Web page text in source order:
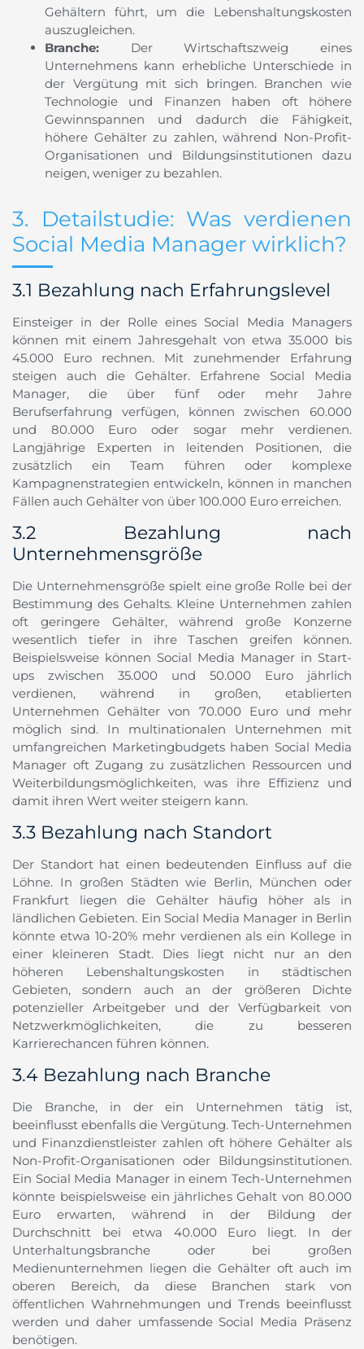
Gehältern führt, um die Lebenshaltungskosten
auszugleichen.
Branche: Der Wirtschaftszweig eines
Unternehmens kann erhebliche Unterschiede in
der Vergütung mit sich bringen. Branchen wie
Technologie und Finanzen haben oft höhere
Gewinnspannen und dadurch die Fähigkeit,
höhere Gehälter zu zahlen, während Non-Profit-
Organisationen und Bildungsinstitutionen dazu
neigen, weniger zu bezahlen.
3. Detailstudie: Was verdienen
Social Media Manager wirklich?
3.1 Bezahlung nach Erfahrungslevel
Einsteiger in der Rolle eines Social Media Managers
können mit einem Jahresgehalt von etwa 35.000 bis
45.000 Euro rechnen. Mit zunehmender Erfahrung
steigen auch die Gehälter. Erfahrene Social Media
Manager, die über fünf oder mehr Jahre
Berufserfahrung verfügen, können zwischen 60.000
und 80.000 Euro oder sogar mehr verdienen.
Langjährige Experten in leitenden Positionen, die
zusätzlich ein Team führen oder komplexe
Kampagnenstrategien entwickeln, können in manchen
Fällen auch Gehälter von über 100.000 Euro erreichen.
3.2 Bezahlung nach
Unternehmensgröße
Die Unternehmensgröße spielt eine große Rolle bei der
Bestimmung des Gehalts. Kleine Unternehmen zahlen
oft geringere Gehälter, während große Konzerne
wesentlich tiefer in ihre Taschen greifen können.
Beispielsweise können Social Media Manager in Start-
ups zwischen 35.000 und 50.000 Euro jährlich
verdienen, während in großen, etablierten
Unternehmen Gehälter von 70.000 Euro und mehr
möglich sind. In multinationalen Unternehmen mit
umfangreichen Marketingbudgets haben Social Media
Manager oft Zugang zu zusätzlichen Ressourcen und
Weiterbildungsmöglichkeiten, was ihre Effizienz und
damit ihren Wert weiter steigern kann.
3.3 Bezahlung nach Standort
Der Standort hat einen bedeutenden Einfluss auf die
Löhne. In großen Städten wie Berlin, München oder
Frankfurt liegen die Gehälter häufig höher als in
ländlichen Gebieten. Ein Social Media Manager in Berlin
könnte etwa 10-20% mehr verdienen als ein Kollege in
einer kleineren Stadt. Dies liegt nicht nur an den
höheren Lebenshaltungskosten in städtischen
Gebieten, sondern auch an der größeren Dichte
potenzieller Arbeitgeber und der Verfügbarkeit von
Netzwerkmöglichkeiten, die zu besseren
Karrierechancen führen können.
3.4 Bezahlung nach Branche
Die Branche, in der ein Unternehmen tätig ist,
beeinflusst ebenfalls die Vergütung. Tech-Unternehmen
und Finanzdienstleister zahlen oft höhere Gehälter als
Non-Profit-Organisationen oder Bildungsinstitutionen.
Ein Social Media Manager in einem Tech-Unternehmen
könnte beispielsweise ein jährliches Gehalt von 80.000
Euro erwarten, während in der Bildung der
Durchschnitt bei etwa 40.000 Euro liegt. In der
Unterhaltungsbranche oder bei großen
Medienunternehmen liegen die Gehälter oft auch im
oberen Bereich, da diese Branchen stark von
öffentlichen Wahrnehmungen und Trends beeinflusst
werden und daher umfassende Social Media Präsenz
benötigen.